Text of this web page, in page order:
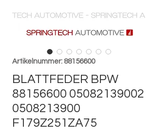
Artikelnummer: 88156600
BLATTFEDER BPW
88156600 05082139002
0508213900
F179Z251ZA75